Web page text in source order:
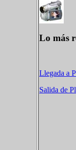
Lo más
Llegada a
Salida de